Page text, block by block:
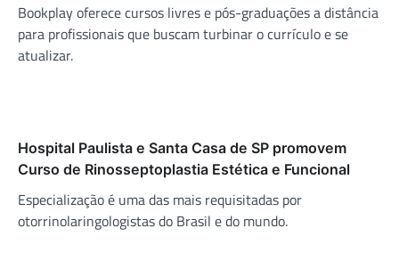
Bookplay oferece cursos livres e pós-graduações a distância
para profissionais que buscam turbinar o currículo e se
atualizar.
Hospital Paulista e Santa Casa de SP promovem
Curso de Rinosseptoplastia Estética e Funcional
Especialização é uma das mais requisitadas por
otorrinolaringologistas do Brasil e do mundo.